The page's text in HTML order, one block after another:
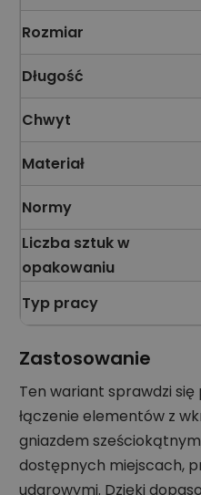
Rozmiar
Długość
Chwyt
Materiał
Normy
Liczba sztuk w
opakowaniu
Typ pracy
Zastosowanie
Ten wariant sprawdzi
łączenie elementów z
gniazdem
dostępnych miejscach,
udarowymi. Dzięki